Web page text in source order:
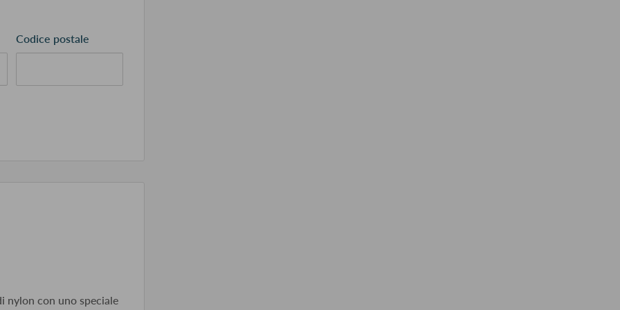
Codice postale
nylon con uno speciale